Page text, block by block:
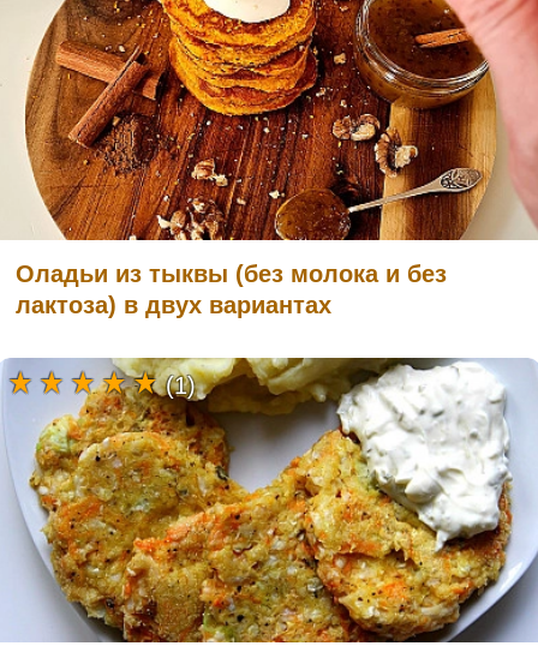
Оладьи из тыквы (без молока и без
лактоза) в двух вариантах
(1)